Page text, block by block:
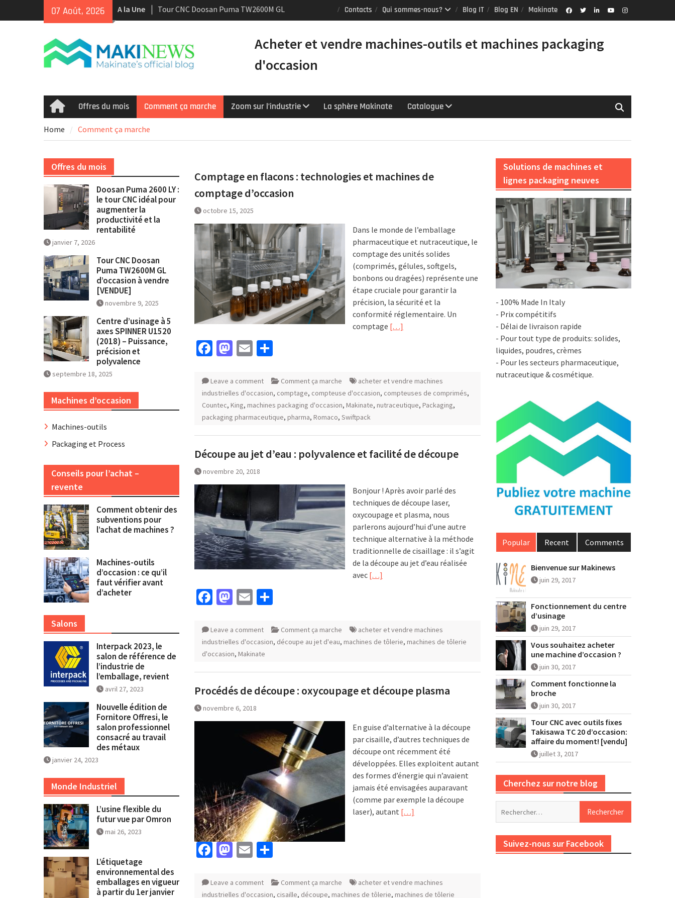
07 Août, 2026 A la Une
Tour CNC Doosan Puma TW2600M GL
d’occasion à vendre [VENDUE]
d’occasion récents équipés du contrôle
Smooth et de la technologie
multitâche
idéal pour augmenter la productivité
et la rentabilité
Contacts Qui sommes-nous? Blog IT Blog EN Makinate
Acheter et vendre machines-outils et machines packaging
d'occasion
HomeOffres du mois Comment ça marche Zoom sur l’industrie La sphère Makinate Catalogue
Home Comment ça marche
Comptage en flacons : technologies et machines de
comptage d’occasion
octobre 15, 2025
Dans le monde de l’emballage
pharmaceutique et nutraceutique, le
comptage des unités solides
(comprimés, gélules, softgels,
bonbons ou dragées) représente une
étape cruciale pour garantir la
précision, la sécurité et la
conformité réglementaire. Un
comptage […]
Facebook
Mastodon
Email
Leave a comment Comment ça marche
acheter et vendre machines
industrielles d'occasion, comptage, compteuse d'occasion, compteuses de comprimés,
Countec, King, machines packaging d'occasion, Makinate, nutraceutique, Packaging,
packaging pharmaceutique, pharma, Romaco, Swiftpack
Découpe au jet d’eau : polyvalence et facilité de découpe
novembre 20, 2018
Bonjour ! Après avoir parlé des
techniques de découpe laser,
oxycoupage et plasma, nous
parlerons aujourd’hui d’une autre
technique alternative à la méthode
traditionnelle de cisaillage : il s’agit
de la découpe au jet d’eau réalisée
avec […]
Facebook
Mastodon
Email
Leave a comment Comment ça marche
acheter et vendre machines
industrielles d'occasion, découpe au jet d'eau, machines de tôlerie, machines de tôlerie
d'occasion, Makinate
Procédés de découpe : oxycoupage et découpe plasma
novembre 6, 2018
En guise d’alternative à la découpe
par cisaille, d’autres techniques de
découpe ont récemment été
développées. Elles exploitent autant
des formes d’énergie qui n’avaient
jamais été envisagées auparavant
(comme par exemple la découpe
laser), autant […]
Facebook
Mastodon
Email
Leave a comment Comment ça marche
acheter et vendre machines
industrielles d'occasion, cisaille, découpe, machines de tôlerie, machines de tôlerie
Solutions de machines et
lignes packaging neuves
- 100% Made In Italy
- Prix compétitifs
- Délai de livraison rapide
- Pour tout type de produits: solides,
liquides, poudres, crèmes
- Pour les secteurs pharmaceutique,
nutraceutique & cosmétique.
Popular Recent Comments
Bienvenue sur Makinews
juin 29, 2017
Fonctionnement du centre
d’usinage
juin 29, 2017
Vous souhaitez acheter
une machine d’occasion ?
juin 30, 2017
Comment fonctionne la
broche
juin 30, 2017
Tour CNC avec outils fixes
Takisawa TC 20 d’occasion:
affaire du moment! [vendu]
juillet 3, 2017
Cherchez sur notre blog
Suivez-nous sur Facebook
Offres du mois
Doosan Puma 2600 LY :
le tour CNC idéal pour
augmenter la
productivité et la
rentabilité
janvier 7, 2026
Tour CNC Doosan
Puma TW2600M GL
d’occasion à vendre
[VENDUE]
novembre 9, 2025
Centre d’usinage à 5
axes SPINNER U1520
(2018) – Puissance,
précision et
polyvalence
septembre 18, 2025
Machines d’occasion
Machines-outils
Packaging et Process
Conseils pour l’achat –
revente
Comment obtenir des
subventions pour
l’achat de machines ?
Machines-outils
d’occasion : ce qu’il
faut vérifier avant
d’acheter
Salons
Interpack 2023, le
salon de référence de
l’industrie de
l’emballage, revient
avril 27, 2023
Nouvelle édition de
Fornitore Offresi, le
salon professionnel
consacré au travail
des métaux
janvier 24, 2023
Monde Industriel
L’usine flexible du
futur vue par Omron
mai 26, 2023
L’étiquetage
environnemental des
emballages en vigueur
à partir du 1er janvier